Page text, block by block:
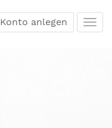
Konto anlegen